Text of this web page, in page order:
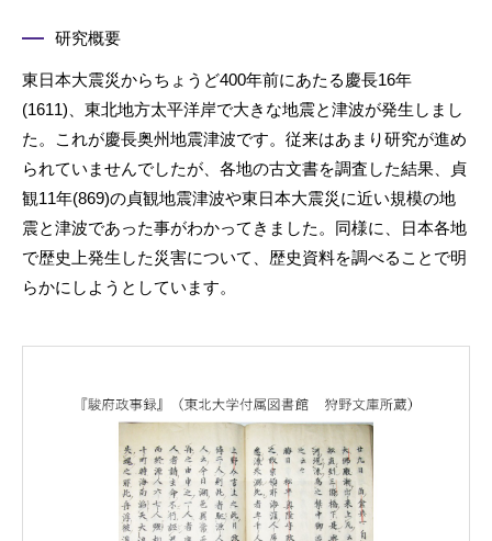
研究概要
東日本大震災からちょうど400年前にあたる慶長16年
(1611)、東北地方太平洋岸で大きな地震と津波が発生しまし
た。これが慶長奥州地震津波です。従来はあまり研究が進め
られていませんでしたが、各地の古文書を調査した結果、貞
観11年(869)の貞観地震津波や東日本大震災に近い規模の地
震と津波であった事がわかってきました。同様に、日本各地
で歴史上発生した災害について、歴史資料を調べることで明
らかにしようとしています。